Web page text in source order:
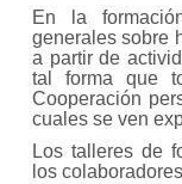
En la
generales sobre
a partir de
tal forma que
Cooperación
cuales se ven
Los talleres de
los